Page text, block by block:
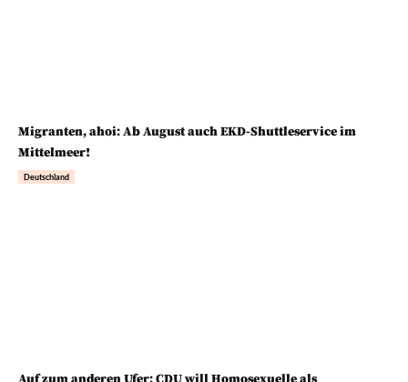
Migranten, ahoi: Ab August auch EKD-Shuttleservice im
Mittelmeer!
Deutschland